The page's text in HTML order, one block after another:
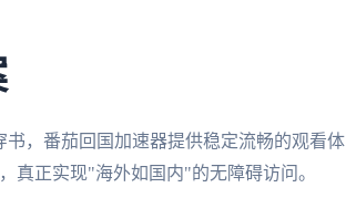
，番茄回国加速器提供稳定流畅的观看体
真正实现"海外如国内"的无障碍访问。